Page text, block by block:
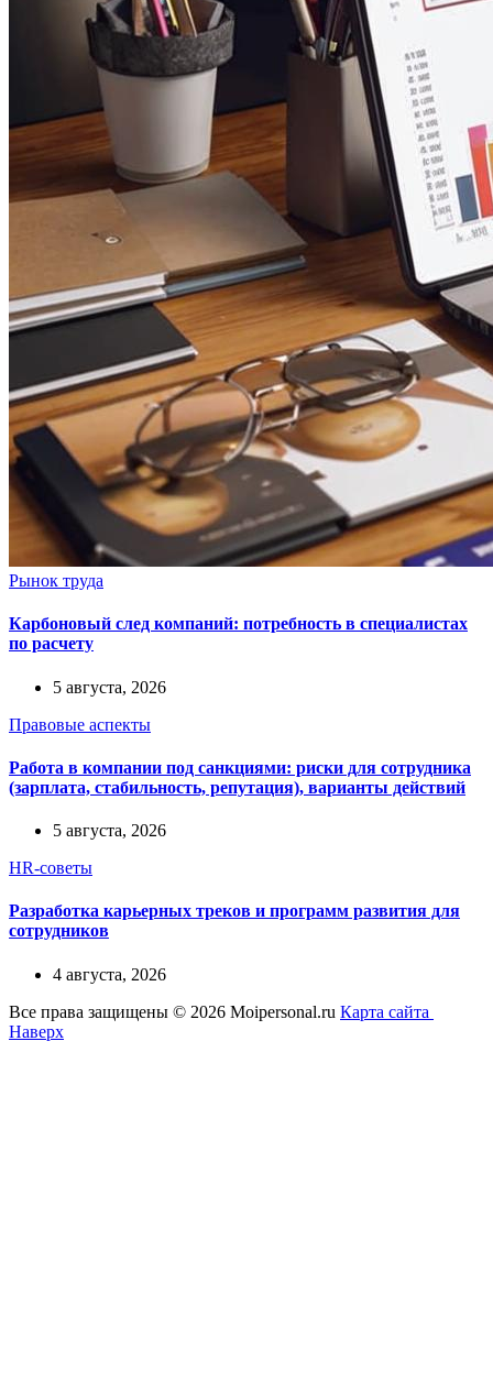
Рынок труда
Карбоновый след компаний: потребность в специалистах
по расчету
5 августа, 2026
Правовые аспекты
Работа в компании под санкциями: риски для сотрудника
(зарплата, стабильность, репутация), варианты действий
5 августа, 2026
HR-советы
Разработка карьерных треков и программ развития для
сотрудников
4 августа, 2026
Все права защищены © 2026 Moipersonal.ru Карта сайта
Наверх